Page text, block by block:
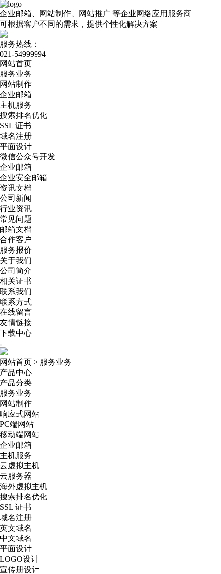
企业邮箱、网站制作、网站推广 等企业网络应用服务商
可根据客户不同的需求，提供个性化解决方案
服务热线：
021-54999994
网站首页
服务业务
网站制作
企业邮箱
主机服务
搜索排名优化
SSL 证书
域名注册
平面设计
微信公众号开发
企业邮箱
企业安全邮箱
资讯文档
公司新闻
行业资讯
常见问题
邮箱文档
合作客户
服务报价
关于我们
公司简介
相关证书
联系我们
联系方式
在线留言
友情链接
下载中心
网站首页 > 服务业务
产品中心
产品分类
服务业务
网站制作
响应式网站
PC端网站
移动端网站
企业邮箱
主机服务
云虚拟主机
云服务器
海外虚拟主机
搜索排名优化
SSL 证书
域名注册
英文域名
中文域名
平面设计
LOGO设计
宣传册设计